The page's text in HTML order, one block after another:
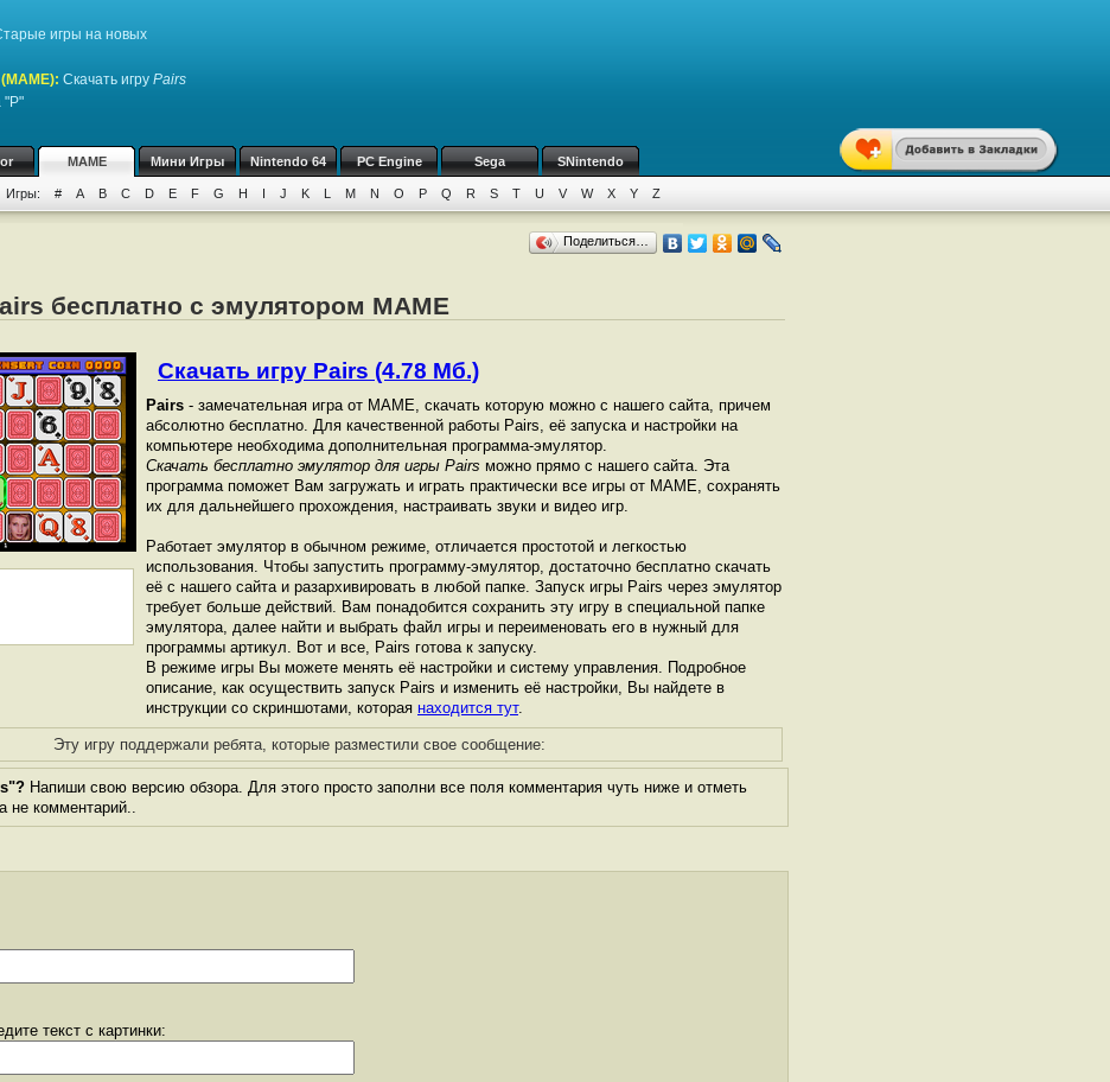
игры на новых
: Скачать игру Pairs
"P"
MAME Мини Игры Nintendo 64 PC Engine Sega SNintendo
Игры: # A B C D E F G H I J K L M N O P Q R S T U V W X Y Z
Поделиться…
бесплатно с эмулятором MAME
Скачать игру Pairs (4.78 Мб.)
Pairs - замечательная игра от МАМЕ, скачать которую можно с нашего сайта, причем
абсолютно бесплатно. Для качественной работы Pairs, её запуска и настройки на
компьютере необходима дополнительная программа-эмулятор.
Скачать бесплатно эмулятор для игры Pairs можно прямо с нашего сайта. Эта
программа поможет Вам загружать и играть практически все игры от МАМЕ, сохранять
их для дальнейшего прохождения, настраивать звуки и видео игр.
Работает эмулятор в обычном режиме, отличается простотой и легкостью
использования. Чтобы запустить программу-эмулятор, достаточно бесплатно скачать
её с нашего сайта и разархивировать в любой папке. Запуск игры Pairs через эмулятор
требует больше действий. Вам понадобится сохранить эту игру в специальной папке
эмулятора, далее найти и выбрать файл игры и переименовать его в нужный для
программы артикул. Вот и все, Pairs готова к запуску.
В режиме игры Вы можете менять её настройки и систему управления. Подробное
описание, как осуществить запуск Pairs и изменить её настройки, Вы найдете в
инструкции со скриншотами, которая находится тут.
Эту игру поддержали ребята, которые разместили свое сообщение:
Напиши свою версию обзора. Для этого просто заполни все поля комментария чуть ниже и отметь
не комментарий..
текст с картинки: